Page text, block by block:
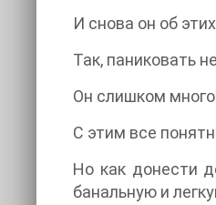
И снова он об
Так, паниковать
Он слишком
С этим все
Но как донести
банальную и